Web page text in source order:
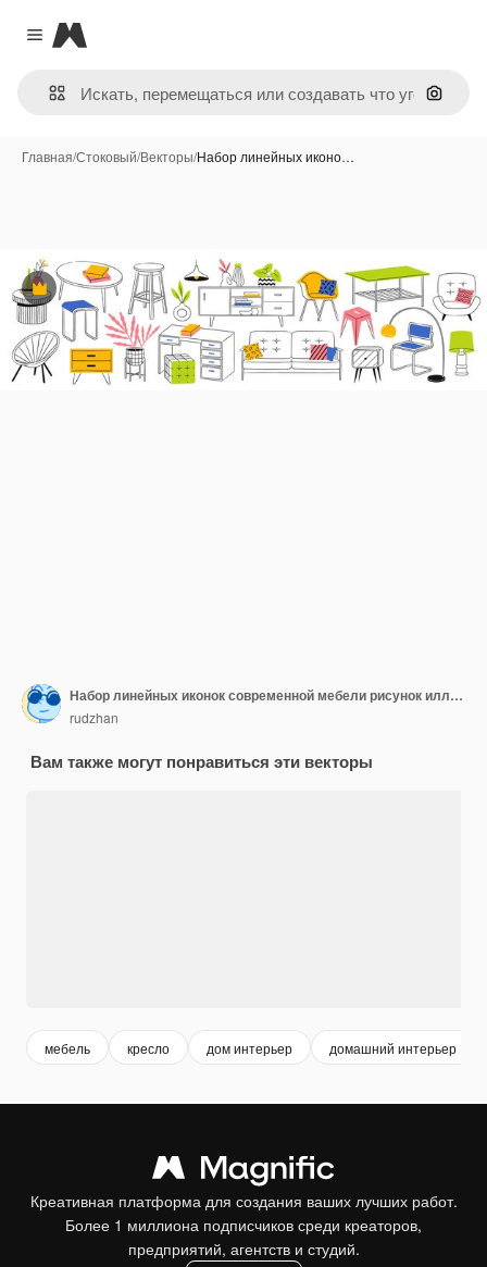
Close menu
Magnific
Поиск
Главная/Стоковый/Векторы/Набор линейных иконо…
Премиум
Набор линейных иконок современной мебели рисунок иллюстрации стола дивана уютный стул и декор для
rudzhan
Вам также могут понравиться эти векторы
мебель кресло дом интерьер домашний интерьер
Креативная платформа для создания ваших лучших работ.
Более 1 миллиона подписчиков среди креаторов,
предприятий, агентств и студий.